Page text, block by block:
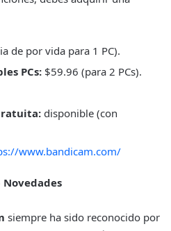
de por vida para 1 PC).
PCs: $59.96 (para 2 PCs).
disponible (con
www.bandicam.com/
siempre ha sido reconocido por